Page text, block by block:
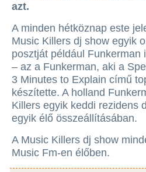
azt.
A minden hétköznap este
Music Killers dj show egyik
posztját például Funkerman
– az a Funkerman, aki a
3 Minutes to Explain című
készítette. A holland
Killers egyik keddi rezidens
egyik élő összeállításában.
A Music Killers dj show
Music Fm-en élőben.